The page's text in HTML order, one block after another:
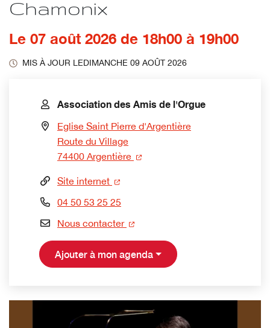
Chamonix
Le07août2026de 18h00 à 19h00
MIS À JOUR LEDIMANCHE 09 AOÛT 2026
Association des Amis de l'Orgue
Eglise Saint Pierre d'Argentière
Route du Village
74400 Argentière
(nouvelle fenêtre)
Site internet
(nouvelle fenêtre)
04 50 53 25 25
Nous contacter
(nouvelle fenêtre)
Ajouter à mon agenda